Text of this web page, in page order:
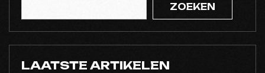
ZOEKEN
LAATSTE ARTIKELEN